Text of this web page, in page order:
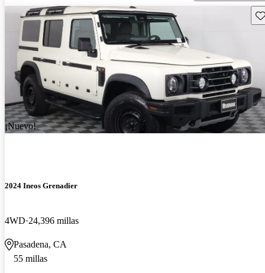
¡Nuevo!
2024 Ineos Grenadier
4WD 24,396 millas
Pasadena, CA
55 millas